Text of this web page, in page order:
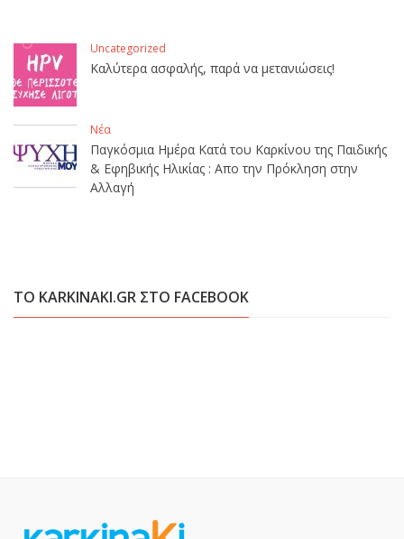
Uncategorized
Καλύτερα ασφαλής, παρά να μετανιώσεις!
Νέα
Παγκόσμια Ημέρα Κατά του Καρκίνου της Παιδικής
& Εφηβικής Ηλικίας : Απο την Πρόκληση στην
Αλλαγή
ΤΟ KARKINAKI.GR ΣΤΟ FACEBOOK